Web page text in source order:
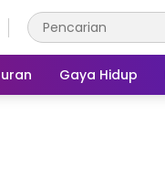
Gaya Hidup